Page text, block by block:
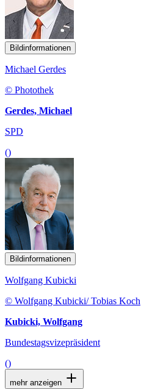
Bildinformationen
Michael Gerdes
© Photothek
Gerdes, Michael
SPD
()
Bildinformationen
Wolfgang Kubicki
© Wolfgang Kubicki/ Tobias Koch
Kubicki, Wolfgang
Bundestagsvizepräsident
()
mehr anzeigen